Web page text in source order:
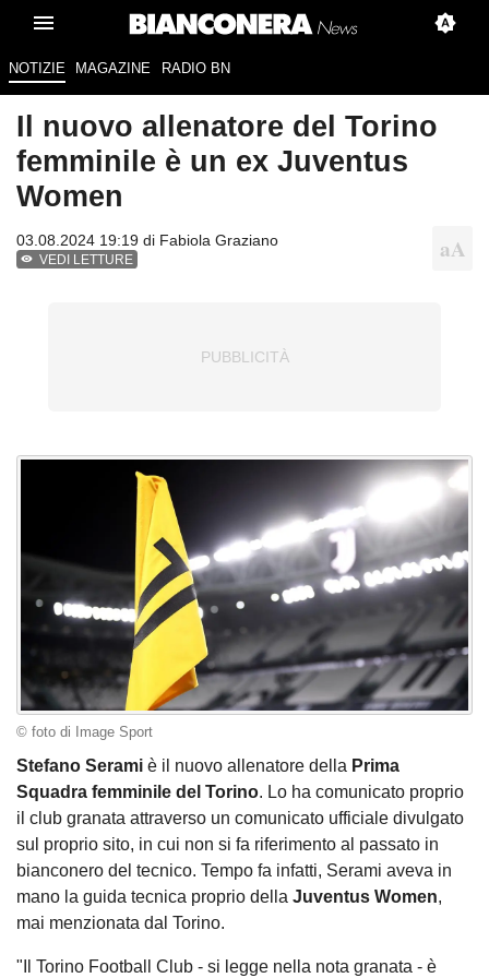
NOTIZIE MAGAZINE RADIO BN
Il nuovo allenatore del Torino
femminile è un ex Juventus
Women
03.08.2024 19:19 di Fabiola Graziano
VEDI LETTURE
© foto di Image Sport
Stefano Serami è il nuovo allenatore della Prima
Squadra femminile del Torino. Lo ha comunicato proprio
il club granata attraverso un comunicato ufficiale divulgato
sul proprio sito, in cui non si fa riferimento al passato in
bianconero del tecnico. Tempo fa infatti, Serami aveva in
mano la guida tecnica proprio della Juventus Women,
mai menzionata dal Torino.
"Il Torino Football Club - si legge nella nota granata - è